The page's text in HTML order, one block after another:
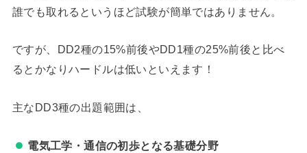
誰でも取れるというほど試験が簡単ではありません。
ですが、DD2種の15%前後やDD1種の25%前後と比べ
るとかなりハードルは低いといえます！
主なDD3種の出題範囲は、
電気工学・通信の初歩となる基礎分野